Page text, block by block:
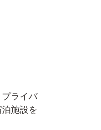
ライバ
施設を